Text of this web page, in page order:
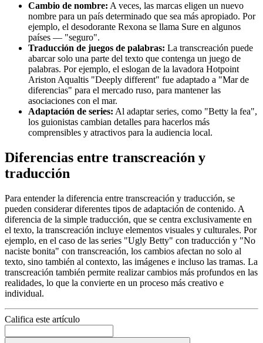
Cambio de nombre: A veces, las marcas eligen un nuevo
nombre para un país determinado que sea más apropiado. Por
ejemplo, el desodorante Rexona se llama Sure en algunos
países — "seguro".
Traducción de juegos de palabras: La transcreación puede
abarcar solo una parte del texto que contenga un juego de
palabras. Por ejemplo, el eslogan de la lavadora Hotpoint
Ariston Aqualtis "Deeply different" fue adaptado a "Mar de
diferencias" para el mercado ruso, para mantener las
asociaciones con el mar.
Adaptación de series: Al adaptar series, como "Betty la fea",
los guionistas cambian detalles para hacerlos más
comprensibles y atractivos para la audiencia local.
Diferencias entre transcreación y
traducción
Para entender la diferencia entre transcreación y traducción, se
pueden considerar diferentes tipos de adaptación de contenido. A
diferencia de la simple traducción, que se centra exclusivamente en
el texto, la transcreación incluye elementos visuales y culturales. Por
ejemplo, en el caso de las series "Ugly Betty" con traducción y "No
naciste bonita" con transcreación, los cambios afectan no solo al
texto, sino también al contexto, las imágenes e incluso las tramas. La
transcreación también permite realizar cambios más profundos en las
realidades, lo que la convierte en un proceso más creativo e
individual.
Califica este artículo